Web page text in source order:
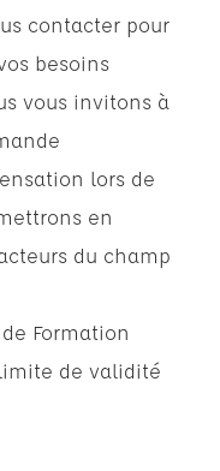
contacter pour
besoins
vous invitons à
lors de
en
du champ
Formation
de validité